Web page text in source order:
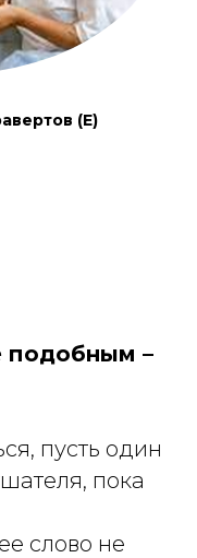
(Е)
подобным –
пусть один
пока
слово не